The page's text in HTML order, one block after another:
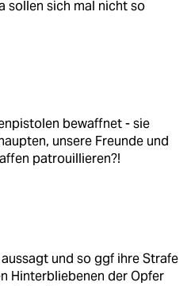
sollen sich mal nicht so
bewaffnet - sie
unsere Freunde und
patrouillieren?!
und so ggf ihre Strafe
Hinterbliebenen der Opfer